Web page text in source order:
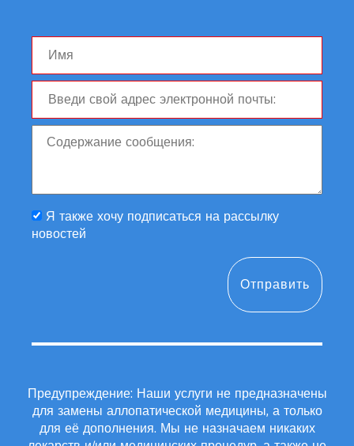
Я также хочу подписаться на рассылку
новостей
Предупреждение: Наши услуги не предназначены
для замены аллопатической медицины, а только
для её дополнения. Мы не назначаем никаких